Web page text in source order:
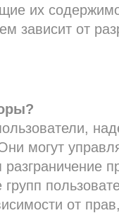
их
зависит от
могут
от